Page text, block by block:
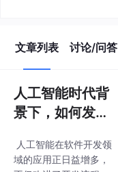
文章列表 讨论/问答
人工智能时代背
景下，如何发展
试？
人工智能在软件开发领
域的应用正日益增多，